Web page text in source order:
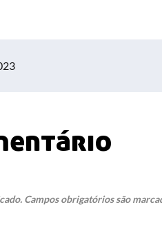
Campos obrigatórios são